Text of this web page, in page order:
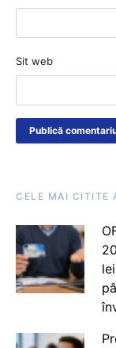
Sit web
CELE MAI CITITE